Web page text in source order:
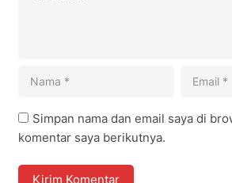
Simpan nama dan email saya di
komentar saya berikutnya.